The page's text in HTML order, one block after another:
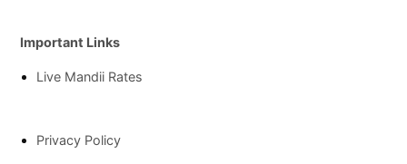
Important Links
Live Mandii Rates
Privacy Policy